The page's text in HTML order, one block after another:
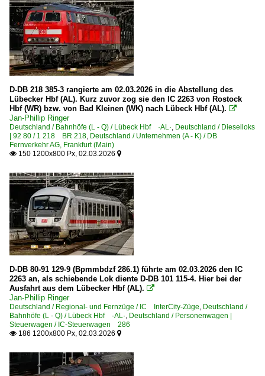
D-DB 218 385-3 rangierte am 02.03.2026 in die Abstellung des
Lübecker Hbf (AL). Kurz zuvor zog sie den IC 2263 von Rostock
Hbf (WR) bzw. von Bad Kleinen (WK) nach Lübeck Hbf (AL). 
Jan-Phillip Ringer
Deutschland / Bahnhöfe (L - Q) / Lübeck Hbf ·AL·, Deutschland / Dieselloks
| 92 80 / 1 218 BR 218, Deutschland / Unternehmen (A - K) / DB
Fernverkehr AG, Frankfurt (Main)
 150 1200x800 Px, 02.03.2026 
D-DB 80-91 129-9 (Bpmmbdzf 286.1) führte am 02.03.2026 den IC
2263 an, als schiebende Lok diente D-DB 101 115-4. Hier bei der
Ausfahrt aus dem Lübecker Hbf (AL). 
Jan-Phillip Ringer
Deutschland / Regional- und Fernzüge / IC InterCity-Züge, Deutschland /
Bahnhöfe (L - Q) / Lübeck Hbf ·AL·, Deutschland / Personenwagen |
Steuerwagen / IC-Steuerwagen 286
 186 1200x800 Px, 02.03.2026 